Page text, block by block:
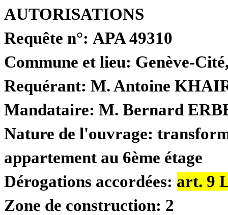
AUTORISATIONS
Requête n°: APA 49310
Commune et lieu: Genève-
Requérant: M. Antoine
Mandataire: M. Bernard
Nature de l'ouvrage:
appartement au 6ème étage
Dérogations accordées: art. 9
Zone de construction: 2